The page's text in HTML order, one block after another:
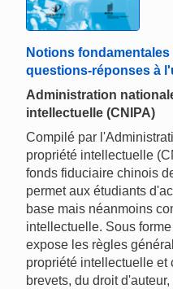
Notions
questions-réponses à
Administration
intellectuelle (CNIPA)
Compilé par
propriété intellectuelle
fonds fiduciaire chinois
permet aux étudiants
base mais néanmoins
intellectuelle. Sous
expose les règles
propriété intellectuelle et
brevets, du droit